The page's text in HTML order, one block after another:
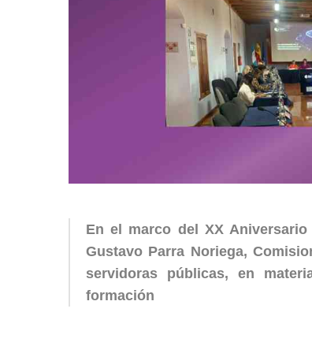
En el marco del XX
Gustavo Parra Noriega,
servidoras públicas, en
formación